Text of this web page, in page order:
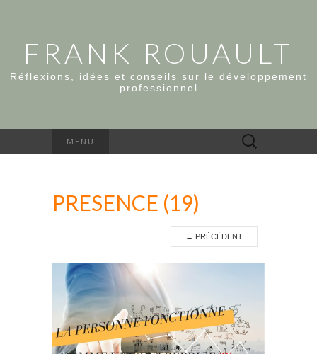
FRANK ROUAULT
Réflexions, idées et conseils sur le développement
professionnel
MENU Rechercher :
PRESENCE (19)
← PRÉCÉDENT